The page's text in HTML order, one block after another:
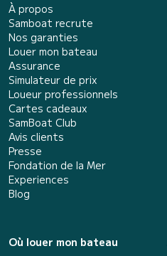
À propos
Samboat recrute
Nos garanties
Louer mon bateau
Assurance
Simulateur de prix
Loueur professionnels
Cartes cadeaux
SamBoat Club
Avis clients
Presse
Fondation de la Mer
Experiences
Blog
Où louer mon bateau